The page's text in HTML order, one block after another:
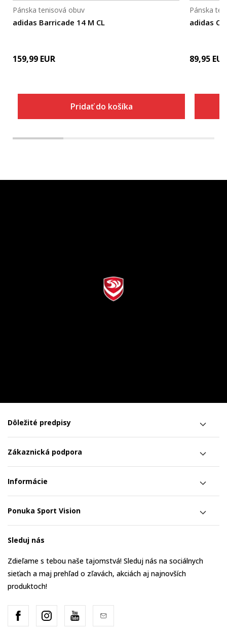
adidas Barricade 14 M CL
Pánska tenisová obuv
159,99 EUR
Pridať do košíka
adidas
Pánska
89,95 EUR
Dôležité predpisy
Zákaznická podpora
Informácie
Ponuka Sport Vision
Sleduj nás
Zdieľame s tebou naše tajomstvá! Sleduj nás na sociálnych
sieťach a maj prehľad o zľavách, akciách aj najnovších
produktoch!